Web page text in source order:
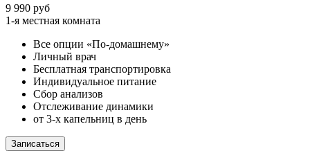
9 990 руб
1-я местная комната
Все опции «По-домашнему»
Личный врач
Бесплатная транспортировка
Индивидуальное питание
Сбор анализов
Отслеживание динамики
от 3-х капельниц в день
Записаться